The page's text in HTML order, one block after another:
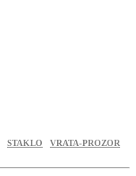
STAKLO VRATA-PROZOR